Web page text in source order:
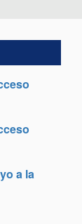
a la